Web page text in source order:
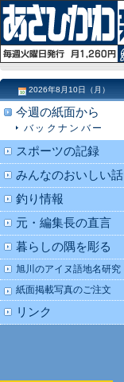
2026年8月10日（月）
今週の紙面から
バックナンバー
スポーツの記録
みんなのおいしい話
釣り情報
元・編集長の直言
暮らしの隅を彫る
旭川のアイヌ語地名研究
紙面掲載写真のご注文
リンク